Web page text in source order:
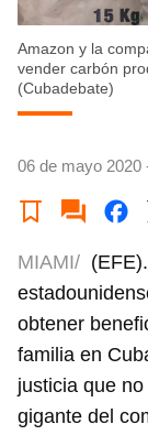
Amazon y la
vender carbón
(Cubadebate)
06 de mayo 2020
MIAMI/
obtener
familia en
justicia que
gigante del